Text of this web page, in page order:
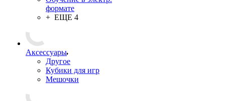
формате
+ ЕЩЕ 4
Аксессуары
Другое
Кубики для игр
Мешочки